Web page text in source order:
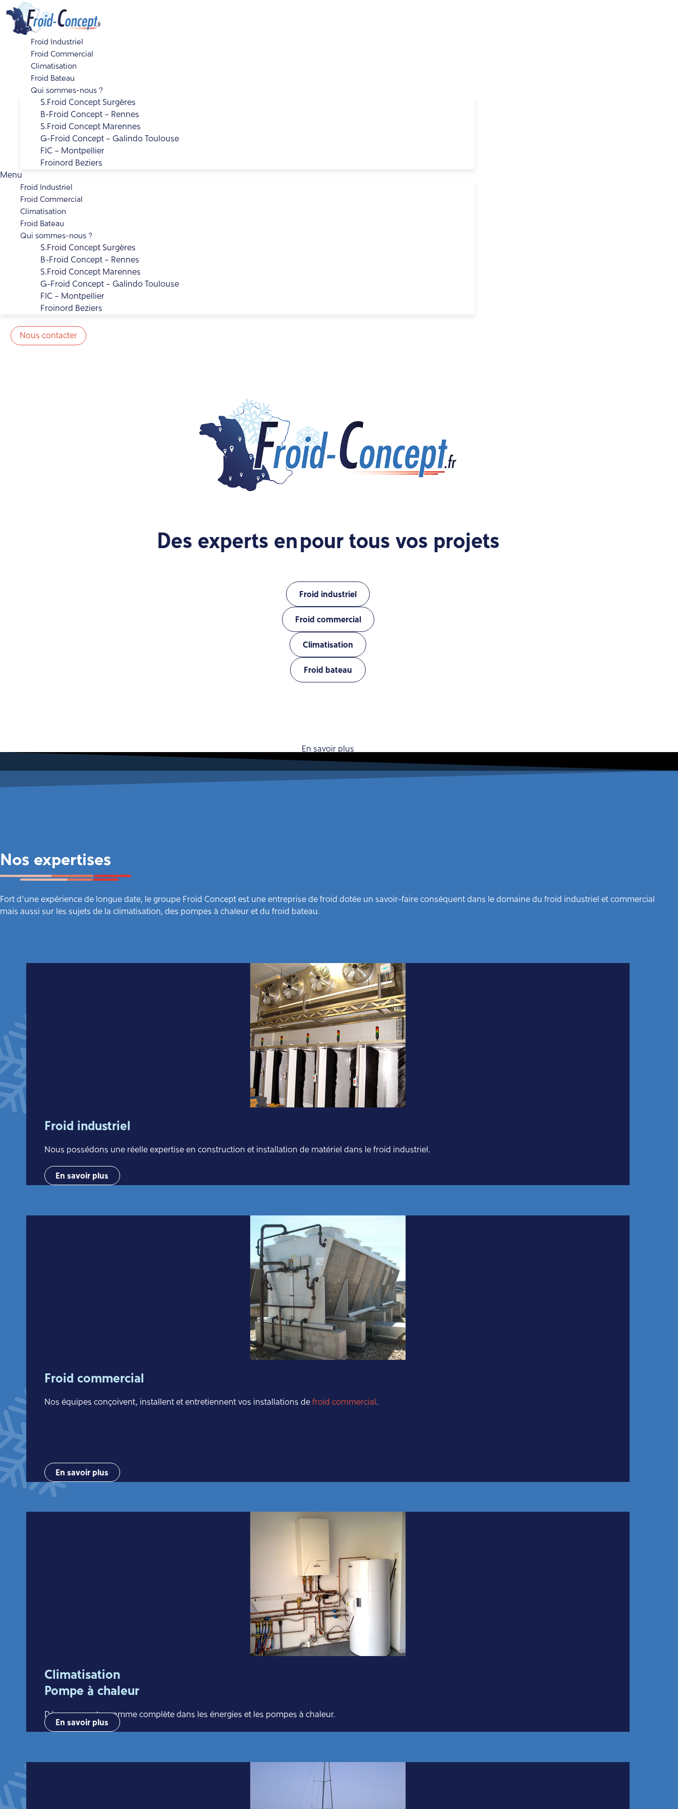
Aller
au
contenu
Froid Industriel
Froid Commercial
Climatisation
Froid Bateau
Qui sommes-nous ?
S.Froid Concept Surgères
B-Froid Concept – Rennes
S.Froid Concept Marennes
G-Froid Concept – Galindo Toulouse
FIC – Montpellier
Froinord Beziers
Menu
Froid Industriel
Froid Commercial
Climatisation
Froid Bateau
Qui sommes-nous ?
S.Froid Concept Surgères
B-Froid Concept – Rennes
S.Froid Concept Marennes
G-Froid Concept – Galindo Toulouse
FIC – Montpellier
Froinord Beziers
Nous contacter
Des experts enpour tous vos projets
Froid industriel
Froid commercial
Climatisation
Froid bateau
En savoir plus
Nos expertises
Fort d’une expérience de longue date, le groupe Froid Concept est une entreprise de froid dotée un savoir-faire conséquent dans le domaine du froid industriel et commercial
mais aussi sur les sujets de la climatisation, des pompes à chaleur et du froid bateau.
Froid industriel
Nous possédons une réelle expertise en construction et installation de matériel dans le froid industriel.
En savoir plus
Froid commercial
Nos équipes conçoivent, installent et entretiennent vos installations de froid commercial.
En savoir plus
Climatisation
Pompe à chaleur
Découvrez notre gamme complète dans les énergies et les pompes à chaleur.
En savoir plus